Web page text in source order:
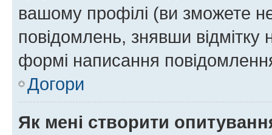
вашому профілі (ви зможете
повідомлень, знявши відмітку
формі написання
Догори
Як мені створити